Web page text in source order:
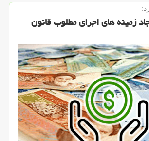
زمینه های اجرای مطلوب قانون